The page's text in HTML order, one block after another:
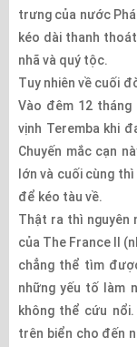
trưng của nước
kéo dài thanh
nhã và quý tộc.
Tuy nhiên về cuối
Vào đêm 12 tháng
vịnh Teremba khi
Chuyến mắc cạn
lớn và cuối cùng
để kéo tàu về.
Thật ra thì nguyên
của The France II
chẳng thể tìm
những yếu tố làm
không thể cứu
trên biển cho đến